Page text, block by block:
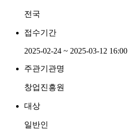
전국
접수기간
2025-02-24 ~ 2025-03-12 16:00
주관기관명
창업진흥원
대상
일반인